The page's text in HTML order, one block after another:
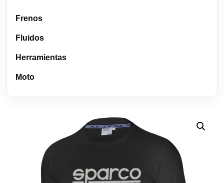
Frenos
Fluidos
Herramientas
Moto